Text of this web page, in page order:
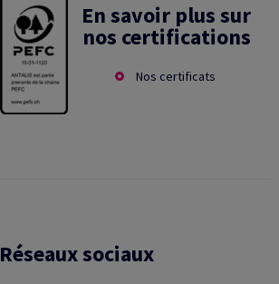
En savoir plus sur
nos certifications
Nos certificats
Réseaux sociaux